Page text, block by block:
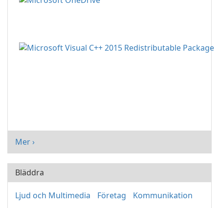
Mer ›
Bläddra
Ljud och Multimedia Företag
Kommunikation